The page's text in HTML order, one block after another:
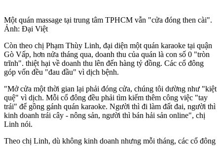
Một quán massage tại trung tâm TPHCM vẫn "cửa đóng then cài".
Ảnh: Đại Việt
Còn theo chị Phạm Thùy Linh, đại diện một quán karaoke tại quận
Gò Vấp, hơn nửa tháng qua, doanh thu của quán là con số 0 "tròn
trĩnh". thiệt hại về doanh thu lên đến hàng tỷ đồng. Các cổ đông
góp vốn đều "đau đầu" vì dịch bệnh.
"Mở cửa một thời gian lại phải đóng cửa, chúng tôi dường như "kiệt
quệ" vì dịch. Mỗi cổ đông đều phải tìm kiếm thêm công việc "tay
trái" để gồng gánh quán karaoke. Người thì đi làm đất đai, người thì
kinh doanh trái cây - nông sản, người thì bán hải sản online", chị
Linh nói.
Theo chị Linh, dù không kinh doanh nhưng mỗi tháng, các cổ đông